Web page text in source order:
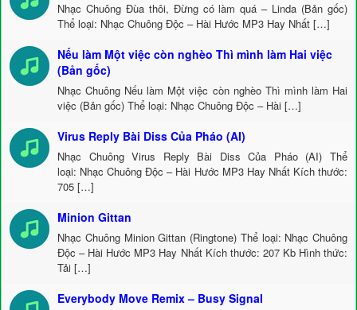
Nhạc Chuông Đùa thôi, Đừng có làm quá – Linda (Bản gốc)
Thể loại: Nhạc Chuông Độc – Hài Hước MP3 Hay Nhất […]
Nếu làm Một việc còn nghèo Thì mình làm Hai việc
(Bản gốc)
Nhạc Chuông Nếu làm Một việc còn nghèo Thì mình làm Hai
việc (Bản gốc) Thể loại: Nhạc Chuông Độc – Hài […]
Virus Reply Bài Diss Của Pháo (AI)
Nhạc Chuông Virus Reply Bài Diss Của Pháo (AI) Thể
loại: Nhạc Chuông Độc – Hài Hước MP3 Hay Nhất Kích thước:
705 […]
Minion Gittan
Nhạc Chuông Minion Gittan (Ringtone) Thể loại: Nhạc Chuông
Độc – Hài Hước MP3 Hay Nhất Kích thước: 207 Kb Hình thức:
Tải […]
Everybody Move Remix – Busy Signal